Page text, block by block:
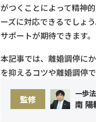
がつくことによって精神
ーズに対応できるでしょ
サポートが期待できます。
本記事では、離婚調停に
を抑えるコツや離婚調停
監修 一歩
南 陽